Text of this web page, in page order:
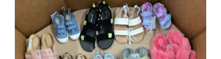
100 piezas de shoes para niños